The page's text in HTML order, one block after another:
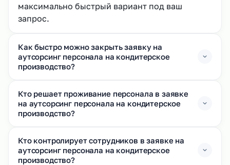
максимально быстрый вариант под ваш
запрос.
Как быстро можно закрыть заявку на
аутсорсинг персонала на кондитерское
производство?
Кто решает проживание персонала в заявке
на аутсорсинг персонала на кондитерское
производство?
Кто контролирует сотрудников в заявке на
аутсорсинг персонала на кондитерское
производство?